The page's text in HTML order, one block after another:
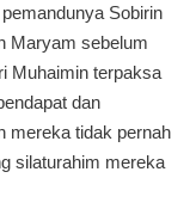
Sobirin
Maryam sebelum
Muhaimin terpaksa
dan
mereka tidak pernah
silaturahim mereka